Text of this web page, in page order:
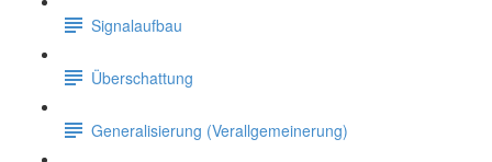
Signalaufbau
Überschattung
Generalisierung (Verallgemeinerung)